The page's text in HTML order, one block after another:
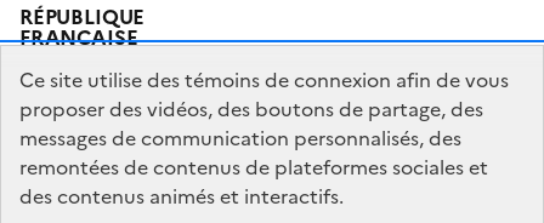
RÉPUBLIQUE
FRANÇAISE
Plan du site Mentions légales Qui sommes-nous ?
Partagez votre expérience pour améliorer les services
Ce site utilise des témoins de connexion afin de vous
proposer des vidéos, des boutons de partage, des
messages de communication personnalisés, des
remontées de contenus de plateformes sociales et
des contenus animés et interactifs.